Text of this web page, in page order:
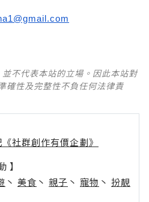
不代表本站的立場。因此本站對
確性及完整性不負任何法律責
社群創作有價企劃》
】
丶 美食 丶 親子 丶 寵物 丶 扮靚